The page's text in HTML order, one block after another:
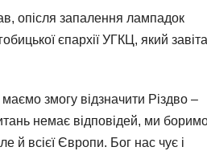
опісля запалення лампадок
єпархії УГКЦ, який
змогу відзначити Різдво –
немає відповідей, ми
й всієї Європи. Бог нас чує і